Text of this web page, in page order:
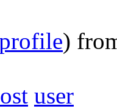
)
user